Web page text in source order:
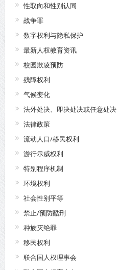
性取向和性别认同
战争罪
数字权利与隐私保护
最新人权教育资讯
校园欺凌预防
残障权利
气候变化
法外处决、即决处决或任意处决
法律政策
流动人口/移民权利
游行示威权利
特别程序机制
环境权利
社会性别平等
禁止/预防酷刑
种族灭绝罪
移民权利
联合国人权理事会